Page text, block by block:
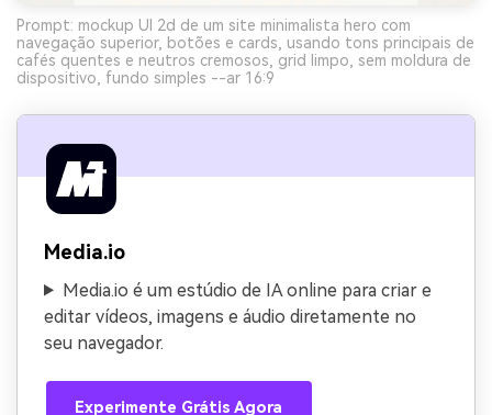
Prompt: mockup UI 2d de um site minimalista hero com
navegação superior, botões e cards, usando tons principais de
cafés quentes e neutros cremosos, grid limpo, sem moldura de
dispositivo, fundo simples --ar 16:9
Media.io
Media.io é um estúdio de IA online para criar e
editar vídeos, imagens e áudio diretamente no
seu navegador.
Experimente Grátis Agora